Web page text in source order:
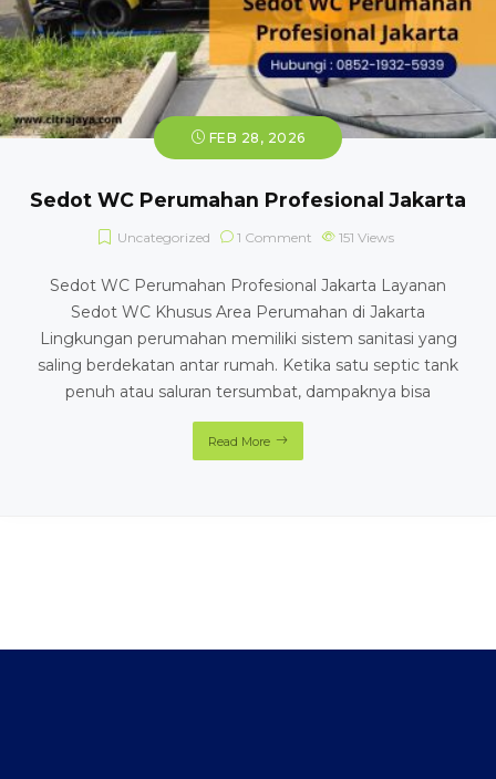
FEB 28, 2026
Sedot WC Perumahan Profesional Jakarta
Uncategorized 1 Comment 151 Views
Sedot WC Perumahan Profesional Jakarta Layanan
Sedot WC Khusus Area Perumahan di Jakarta
Lingkungan perumahan memiliki sistem sanitasi yang
saling berdekatan antar rumah. Ketika satu septic tank
penuh atau saluran tersumbat, dampaknya bisa
Read More